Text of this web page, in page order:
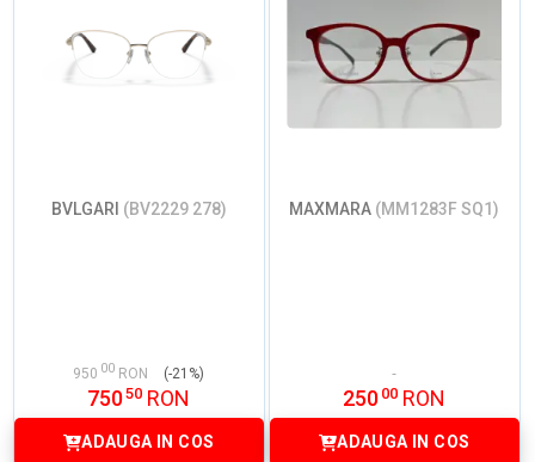
BVLGARI (BV2229 278)
950 00 RON (-21%)
75050 RON
ADAUGA IN COS
MAXMARA (MM1283F SQ1)
250 00 RON
ADAUGA IN COS